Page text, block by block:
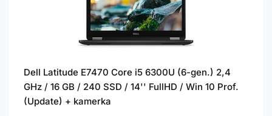
Dell Latitude E7470 Core i5 6300U (6-gen.) 2,4
GHz / 16 GB / 240 SSD / 14'' FullHD / Win 10 Prof.
(Update) + kamerka